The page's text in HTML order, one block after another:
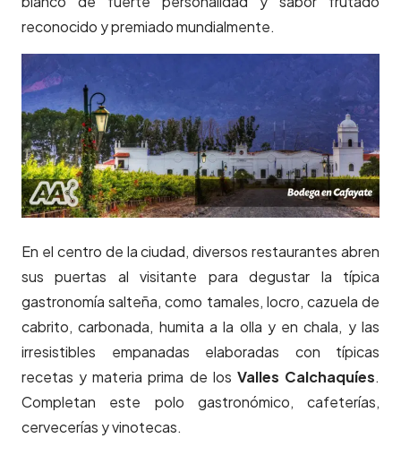
reconocido y premiado mundialmente.
En el centro de la ciudad, diversos restaurantes abren
sus puertas al visitante para degustar la típica
gastronomía salteña, como tamales, locro, cazuela de
cabrito, carbonada, humita a la olla y en chala, y las
irresistibles empanadas elaboradas con típicas
recetas y materia prima de los Valles Calchaquíes.
Completan este polo gastronómico, cafeterías,
cervecerías y vinotecas.